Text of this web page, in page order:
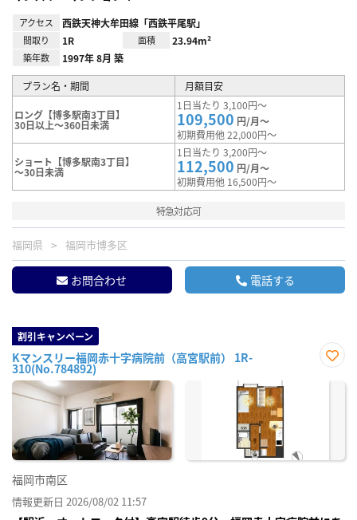
アクセス 西鉄天神大牟田線「西鉄平尾駅」
間取り 1R 面積 23.94m²
築年数 1997年 8月 築
プラン名・期間 月額目安
ロング【博多駅南3丁目】
30日以上～360日未満
1日当たり 3,100円～
109,500 円/月～
初期費用他 22,000円～
ショート【博多駅南3丁目】
～30日未満
1日当たり 3,200円～
112,500 円/月～
初期費用他 16,500円～
特急対応可
福岡県 福岡市博多区
お問合わせ 電話する
割引キャンペーン
Kマンスリー福岡赤十字病院前（高宮駅前） 1R-
310(No.784892)
に入
福岡市南区
情報更新日 2026/08/02 11:57